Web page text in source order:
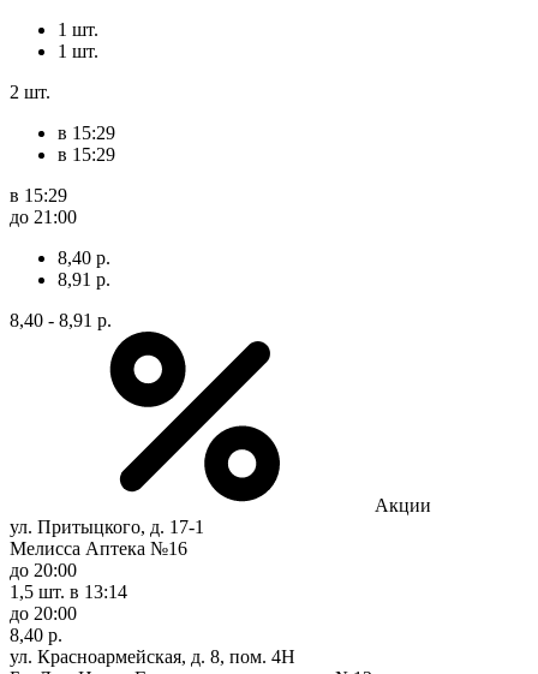
1 шт.
1 шт.
2 шт.
в 15:29
в 15:29
в 15:29
до 21:00
8,40 р.
8,91 р.
8,40 - 8,91 р.
Акции
ул. Притыцкого, д. 17-1
Мелисса Аптека №16
до 20:00
1,5 шт. в 13:14
до 20:00
8,40 р.
ул. Красноармейская, д. 8, пом. 4Н